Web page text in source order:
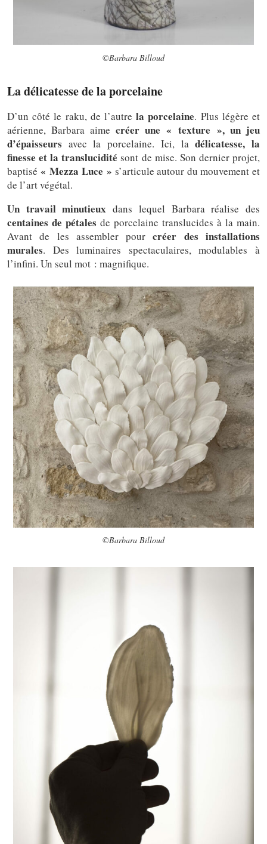
©Barbara Billoud
La délicatesse de la porcelaine
D’un côté le raku, de l’autrela porcelaine. Plus légère et
aérienne, Barbara aimecréer une « texture », un jeu
d’épaisseurs avec la porcelaine. Ici, ladélicatesse, la
finesse et la translucidité sont de mise. Son dernier projet,
baptisé « Mezza Luce » s’articule autour du mouvement et
de l’art végétal.
Un travail minutieux dans lequel Barbara réalise des
centaines de pétales de porcelaine translucides à la main.
Avant de les assembler pourcréer des installations
murales. Des luminaires spectaculaires, modulables à
l’infini. Un seul mot : magnifique.
©Barbara Billoud